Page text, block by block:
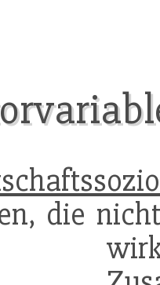
die